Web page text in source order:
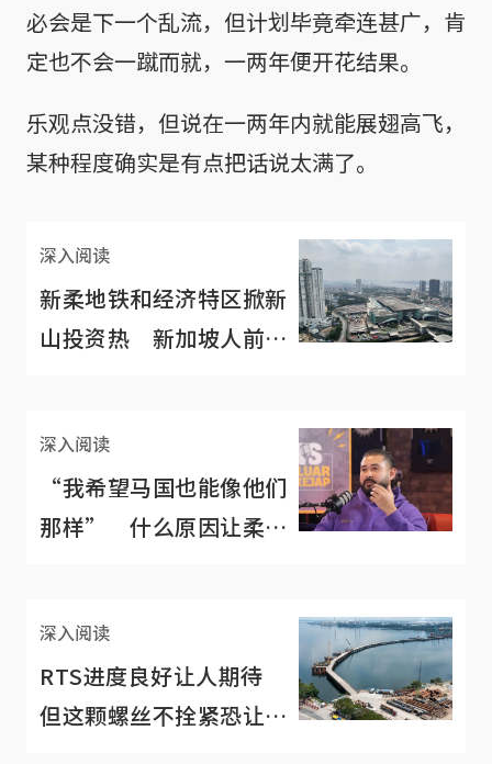
必会是下一个乱流，但计划毕竟牵连甚广，肯
定也不会一蹴而就，一两年便开花结果。
乐观点没错，但说在一两年内就能展翅高飞，
某种程度确实是有点把话说太满了。
深入阅读
新柔地铁和经济特区掀新
山投资热 新加坡人前去
深入阅读
“我希望马国也能像他们
那样” 什么原因让柔佛
深入阅读
RTS进度良好让人期待
但这颗螺丝不拴紧恐让其